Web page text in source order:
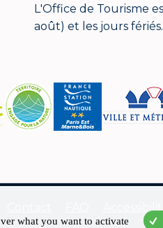
L'Office de Tourisme
août) et les jours fériés.
what you want to activate